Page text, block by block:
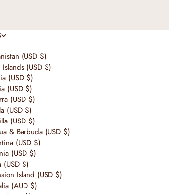
(USD $)
(USD $)
(USD $)
(USD $)
(USD $)
(USD $)
(USD $)
& Barbuda (USD $)
(USD $)
(USD $)
(USD $)
Island (USD $)
(AUD $)